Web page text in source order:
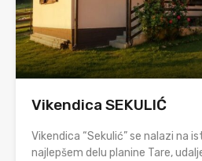
Vikendica SEKULIĆ
Vikendica “Sekulić” se nalazi na
najlepšem delu planine Tare,